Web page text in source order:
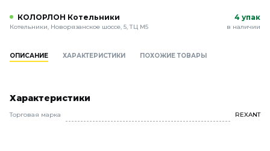
КОЛОРЛОН Котельники
Котельники, Новорязанское шоссе, 5, ТЦ М5
4 упак
в наличии
ОПИСАНИЕ ХАРАКТЕРИСТИКИ ПОХОЖИЕ ТОВАРЫ
Характеристики
Торговая марка REXANT